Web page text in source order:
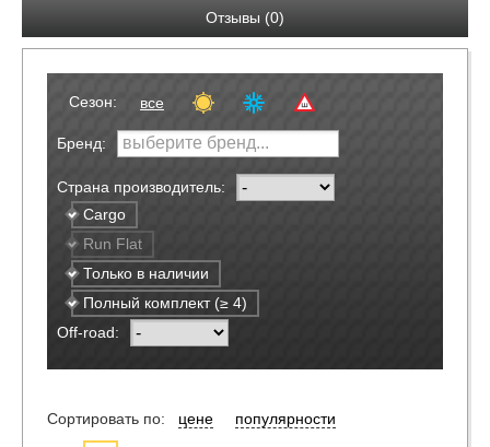
Отзывы (0)
Сезон: все
Бренд:
Страна производитель:
Cargo
Run Flat
Только в наличии
Полный комплект (≥ 4)
Off-road:
Сортировать по: цене популярности